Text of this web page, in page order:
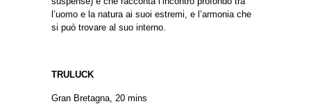
l’uomo e la natura ai suoi estremi, e l’armonia che
si può trovare al suo interno.
TRULUCK
Gran Bretagna, 20 mins